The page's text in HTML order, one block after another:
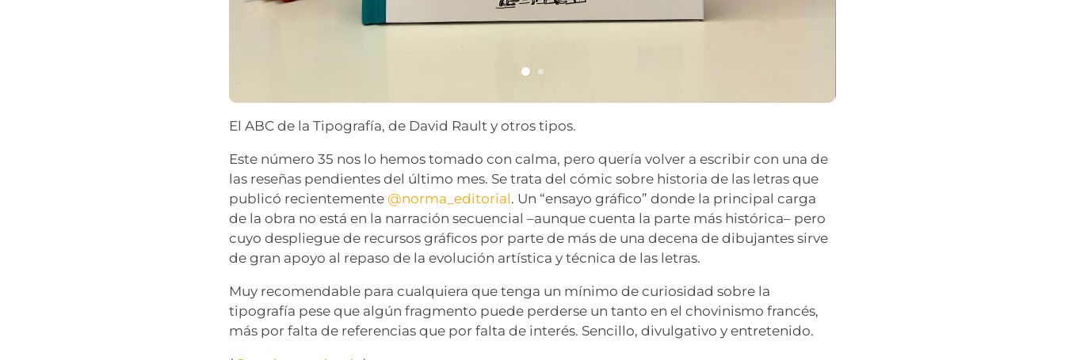
El ABC de la Tipografía, de David Rault y otros tipos.
Este número 35 nos lo hemos tomado con calma, pero quería volver a escribir con una de
las reseñas pendientes del último mes. Se trata del cómic sobre historia de las letras que
publicó recientemente @norma_editorial. Un “ensayo gráfico” donde la principal carga
de la obra no está en la narración secuencial –aunque cuenta la parte más histórica– pero
cuyo despliegue de recursos gráficos por parte de más de una decena de dibujantes sirve
de gran apoyo al repaso de la evolución artística y técnica de las letras.
Muy recomendable para cualquiera que tenga un mínimo de curiosidad sobre la
tipografía pese que algún fragmento puede perderse un tanto en el chovinismo francés,
más por falta de referencias que por falta de interés. Sencillo, divulgativo y entretenido.